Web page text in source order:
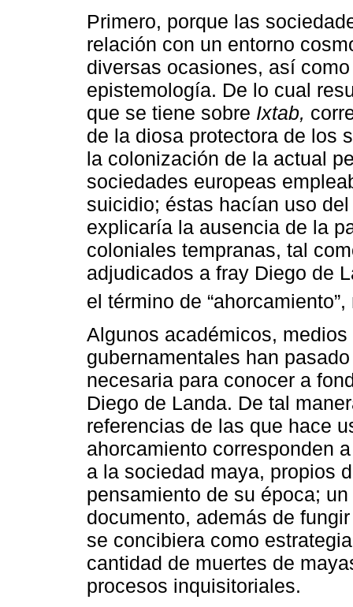
Primero, porque las
relación con un entorno
diversas ocasiones, así
epistemología. De lo cual
que se tiene sobre Ixtab,
de la diosa protectora de los
la colonización de la actual
sociedades europeas
suicidio; éstas hacían uso
explicaría la ausencia de la
coloniales tempranas, tal
adjudicados a fray Diego de
el término de
Algunos académicos,
gubernamentales han
necesaria para conocer a
Diego de Landa. De tal
referencias de las que hace
ahorcamiento corresponden
a la sociedad maya, propios
pensamiento de su época;
documento, además de
se concibiera como
cantidad de muertes de
procesos inquisitoriales.